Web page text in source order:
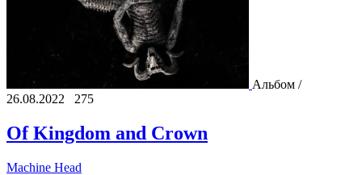
Альбом /
26.08.2022
275
Of Kingdom and Crown
Machine Head